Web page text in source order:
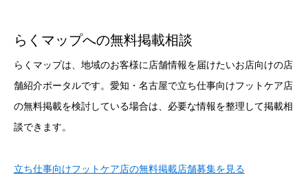
らくマップへの無料掲載相談
らくマップは、地域のお客様に店舗情報を届けたいお店向けの店
舗紹介ポータルです。愛知・名古屋で立ち仕事向けフットケア店
の無料掲載を検討している場合は、必要な情報を整理して掲載相
談できます。
立ち仕事向けフットケア店の無料掲載店舗募集を見る